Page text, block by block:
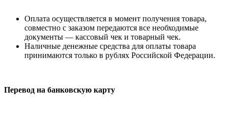
Оплата осуществляется в момент получения товара,
совместно с заказом передаются все необходимые
документы — кассовый чек и товарный чек.
Наличные денежные средства для оплаты товара
принимаются только в рублях Российской Федерации.
Перевод на банковскую карту